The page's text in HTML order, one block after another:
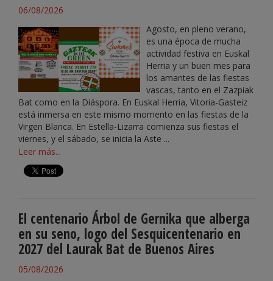
06/08/2026
Agosto, en pleno verano,
es una época de mucha
actividad festiva en Euskal
Herria y un buen mes para
los amantes de las fiestas
vascas, tanto en el Zazpiak
Bat como en la Diáspora. En Euskal Herria, Vitoria-Gasteiz
está inmersa en este mismo momento en las fiestas de la
Virgen Blanca. En Estella-Lizarra comienza sus fiestas el
viernes, y el sábado, se inicia la Aste ...
Leer más...
El centenario Árbol de Gernika que alberga
en su seno, logo del Sesquicentenario en
2027 del Laurak Bat de Buenos Aires
05/08/2026